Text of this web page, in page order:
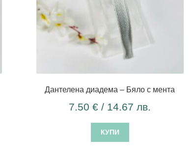
Дантелена диадема – Бяло с мента
7.50€ / 14.67 лв.
КУПИ